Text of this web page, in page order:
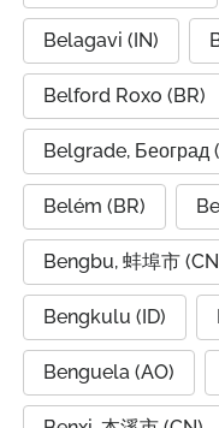
Belagavi (IN)
Belford Roxo (BR)
Belgrade, Београд
Belém (BR)
Bengbu, 蚌埠市
Bengkulu (ID)
Benguela (AO)